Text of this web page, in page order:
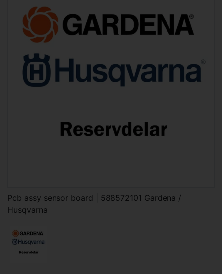
Pcb assy sensor board | 588572101 Gardena /
Husqvarna